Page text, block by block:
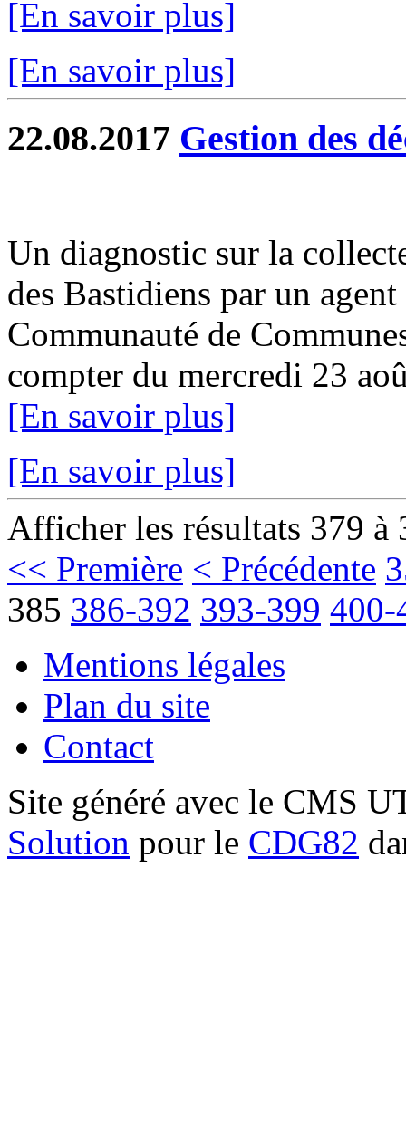
[En savoir plus]
[En savoir plus]
22.08.2017 Gestion des
Un diagnostic sur la
des Bastidiens par un
Communauté de
compter du mercredi 23
[En savoir plus]
[En savoir plus]
Afficher les résultats 379 à
<< Première < Précédente
385 386-392 393-399 400-
Mentions légales
Plan du site
Contact
Site généré avec le CMS
Solution pour le CDG82